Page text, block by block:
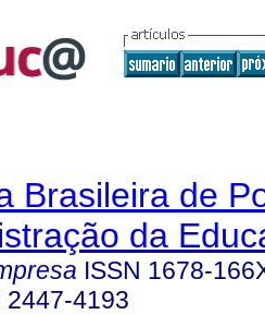
Brasileira de
da
ISSN 1678-
2447-4193